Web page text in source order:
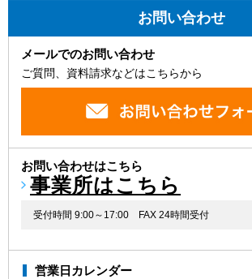
お問い合わせ
メールでのお問い合わせ
ご質問、資料請求などはこちらから
お問い合わせはこちら
事業所はこちら
受付時間 9:00～17:00 FAX 24時間受付
営業日カレンダー